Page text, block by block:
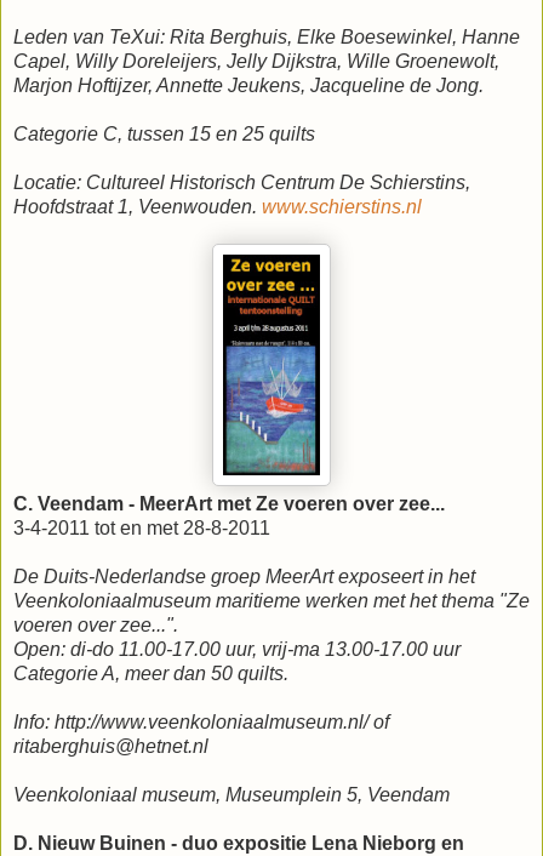
Leden van TeXui: Rita Berghuis, Elke Boesewinkel, Hanne
Capel, Willy Doreleijers, Jelly Dijkstra, Wille Groenewolt,
Marjon Hoftijzer, Annette Jeukens, Jacqueline de Jong.
Categorie C, tussen 15 en 25 quilts
Locatie: Cultureel Historisch Centrum De Schierstins,
Hoofdstraat 1, Veenwouden. www.schierstins.nl
C. Veendam - MeerArt met Ze voeren over zee...
3-4-2011 tot en met 28-8-2011
De Duits-Nederlandse groep MeerArt exposeert in het
Veenkoloniaalmuseum maritieme werken met het thema "Ze
voeren over zee...".
Open: di-do 11.00-17.00 uur, vrij-ma 13.00-17.00 uur
Categorie A, meer dan 50 quilts.
Info: http://www.veenkoloniaalmuseum.nl/ of
ritaberghuis@hetnet.nl
Veenkoloniaal museum, Museumplein 5, Veendam
D. Nieuw Buinen - duo expositie Lena Nieborg en